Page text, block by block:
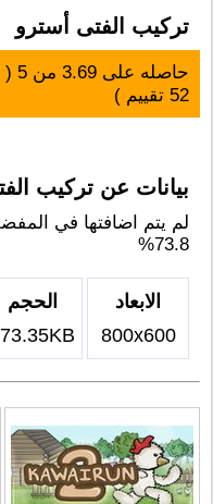
تركيب الفتى أسترو
حاصله على3.69 من5
(
52 تقييم )
بيانات عن تركيب
لم يتم اضافتها في
73.8%
الابعاد
800x600
الحجم